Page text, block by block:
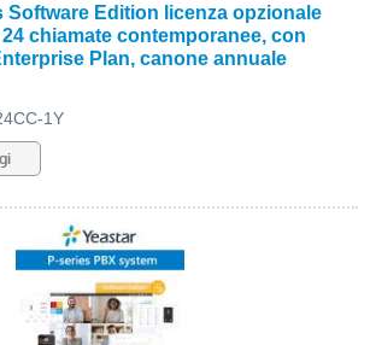
Software Edition licenza opzionale
chiamate contemporanee, con
Plan, canone annuale
1Y